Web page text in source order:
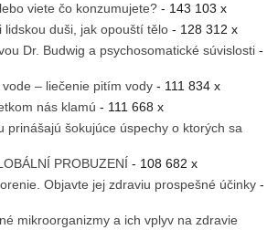
viete čo konzumujete? - 143 103 x
lidskou duši, jak opouští tělo - 128 312 x
Dr. Budwig a psychosomatické súvislosti -
vode – liečenie pitím vody - 111 834 x
nás klamú - 111 668 x
prinášajú šokujúce úspechy o ktorých sa
PROBUZENÍ - 108 682 x
Objavte jej zdraviu prospešné účinky -
mikroorganizmy a ich vplyv na zdravie